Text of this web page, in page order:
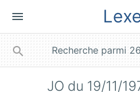
menu
search
JO du 19/11/